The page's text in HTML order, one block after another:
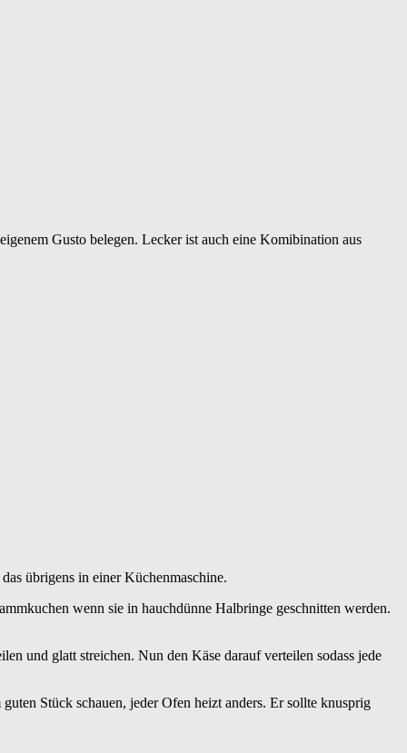
Gusto belegen. Lecker ist auch eine Komibination aus
übrigens in einer Küchenmaschine.
wenn sie in hauchdünne Halbringe geschnitten werden.
und glatt streichen. Nun den Käse darauf verteilen sodass jede
Stück schauen, jeder Ofen heizt anders. Er sollte knusprig